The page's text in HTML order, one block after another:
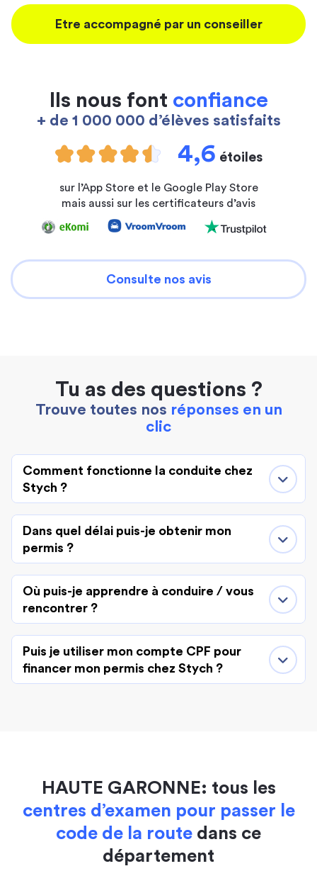
Etre accompagné par un conseiller
Ils nous font confiance
+ de 1 000 000 d’élèves satisfaits
4,6 étoiles
sur l’App Store et le Google Play Store
mais aussi sur les certificateurs d’avis
Consulte nos avis
Tu as des questions ?
Trouve toutes nos réponses en un
clic
Comment fonctionne la conduite chez
Stych ?
Dans quel délai puis-je obtenir mon
permis ?
Où puis-je apprendre à conduire / vous
rencontrer ?
Puis je utiliser mon compte CPF pour
financer mon permis chez Stych ?
HAUTE GARONNE: tous les
centres d’examen pour passer le
code de la route dans ce
département